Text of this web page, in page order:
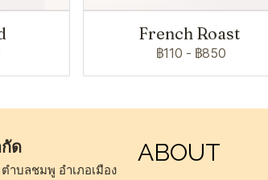
French Roast
฿110 - ฿850
ด
ำบลชมพู อำเภอเมือง
ABOUT